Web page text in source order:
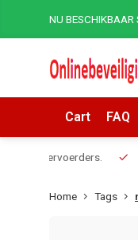
NU
Cart FAQ
Telefonisch
Home Tags